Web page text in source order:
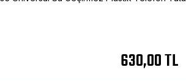
630,00 TL